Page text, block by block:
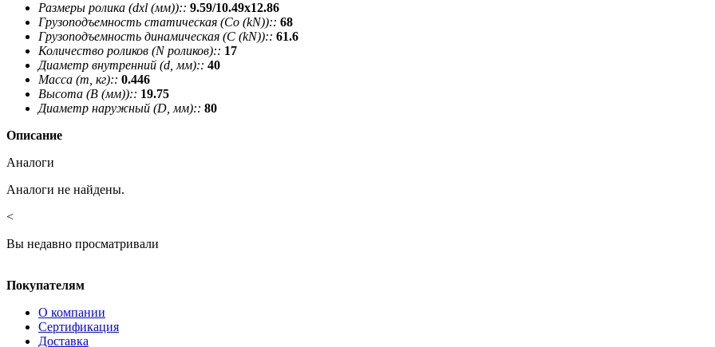
Размеры ролика (dxl (мм)):: 9.59/10.49х12.86
Грузоподъемность статическая (Co (kN)):: 68
Грузоподъемность динамическая (C (kN)):: 61.6
Количество роликов (N роликов):: 17
Диаметр внутренний (d, мм):: 40
Масса (m, кг):: 0.446
Высота (В (мм)):: 19.75
Диаметр наружный (D, мм):: 80
Описание
Аналоги
Аналоги не найдены.
<
Вы недавно просматривали
Покупателям
О компании
Сертификация
Доставка